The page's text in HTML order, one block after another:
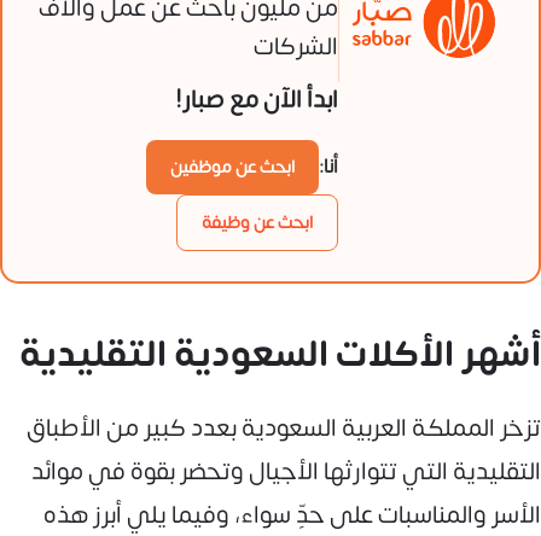
الشركات
ابدأ الآن مع صبار!
أنا:
ابحث عن موظفين
ابحث عن وظيفة
أشهر الأكلات السعودية التقليدية
تزخر المملكة العربية السعودية بعدد كبير من الأطباق
التقليدية التي تتوارثها الأجيال وتحضر بقوة في موائد
الأسر والمناسبات على حدٍّ سواء، وفيما يلي أبرز هذه